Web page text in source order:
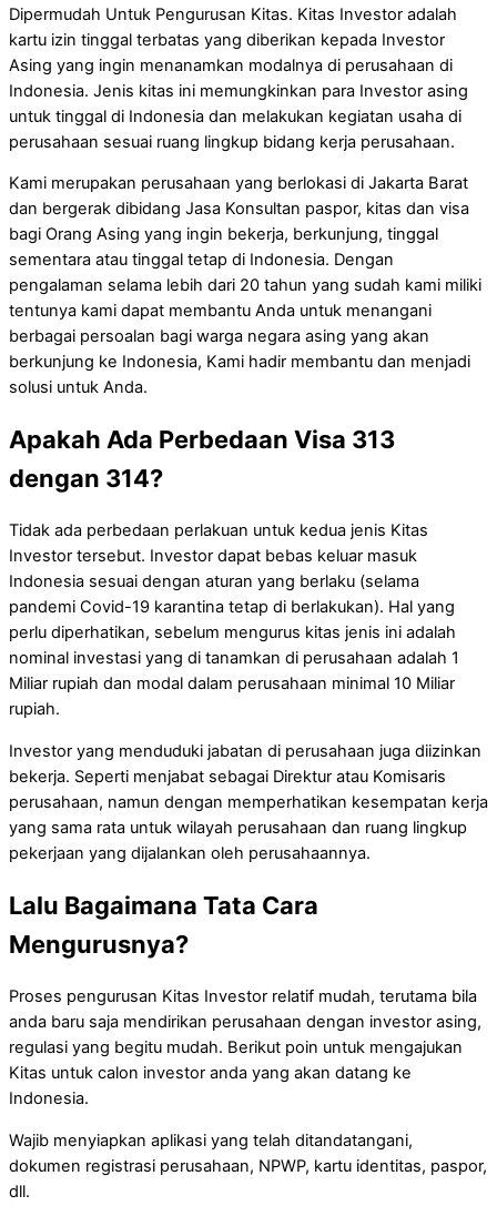
Dipermudah Untuk Pengurusan Kitas. Kitas Investor adalah
kartu izin tinggal terbatas yang diberikan kepada Investor
Asing yang ingin menanamkan modalnya di perusahaan di
Indonesia. Jenis kitas ini memungkinkan para Investor asing
untuk tinggal di Indonesia dan melakukan kegiatan usaha di
perusahaan sesuai ruang lingkup bidang kerja perusahaan.
Kami merupakan perusahaan yang berlokasi di Jakarta Barat
dan bergerak dibidang Jasa Konsultan paspor, kitas dan visa
bagi Orang Asing yang ingin bekerja, berkunjung, tinggal
sementara atau tinggal tetap di Indonesia. Dengan
pengalaman selama lebih dari 20 tahun yang sudah kami miliki
tentunya kami dapat membantu Anda untuk menangani
berbagai persoalan bagi warga negara asing yang akan
berkunjung ke Indonesia, Kami hadir membantu dan menjadi
solusi untuk Anda.
Apakah Ada Perbedaan Visa 313
dengan 314?
Tidak ada perbedaan perlakuan untuk kedua jenis Kitas
Investor tersebut. Investor dapat bebas keluar masuk
Indonesia sesuai dengan aturan yang berlaku (selama
pandemi Covid-19 karantina tetap di berlakukan). Hal yang
perlu diperhatikan, sebelum mengurus kitas jenis ini adalah
nominal investasi yang di tanamkan di perusahaan adalah 1
Miliar rupiah dan modal dalam perusahaan minimal 10 Miliar
rupiah.
Investor yang menduduki jabatan di perusahaan juga diizinkan
bekerja. Seperti menjabat sebagai Direktur atau Komisaris
perusahaan, namun dengan memperhatikan kesempatan kerja
yang sama rata untuk wilayah perusahaan dan ruang lingkup
pekerjaan yang dijalankan oleh perusahaannya.
Lalu Bagaimana Tata Cara
Mengurusnya?
Proses pengurusan Kitas Investor relatif mudah, terutama bila
anda baru saja mendirikan perusahaan dengan investor asing,
regulasi yang begitu mudah. Berikut poin untuk mengajukan
Kitas untuk calon investor anda yang akan datang ke
Indonesia.
Wajib menyiapkan aplikasi yang telah ditandatangani,
dokumen registrasi perusahaan, NPWP, kartu identitas, paspor,
dll.